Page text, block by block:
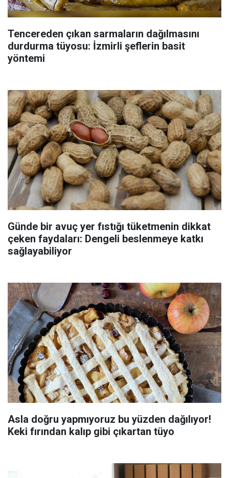
Tencereden çıkan sarmaların dağılmasını
durdurma tüyosu: İzmirli şeflerin basit
yöntemi
Günde bir avuç yer fıstığı tüketmenin dikkat
çeken faydaları: Dengeli beslenmeye katkı
sağlayabiliyor
Asla doğru yapmıyoruz bu yüzden dağılıyor!
Keki fırından kalıp gibi çıkartan tüyo